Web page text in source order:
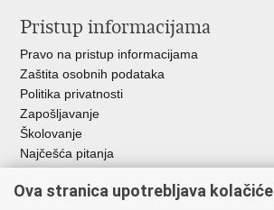
Pristup informacijama
Pravo na pristup informacijama
Zaštita osobnih podataka
Politika privatnosti
Zapošljavanje
Školovanje
Najčešća pitanja
Važne poveznice
Ova stranica upotrebljava kolačiće